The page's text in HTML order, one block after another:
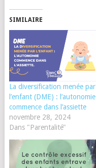
SIMILAIRE
La diversification menée par
l’enfant (DME) : l’autonomie
commence dans l’assiette
novembre 28, 2024
Dans "Parentalité"